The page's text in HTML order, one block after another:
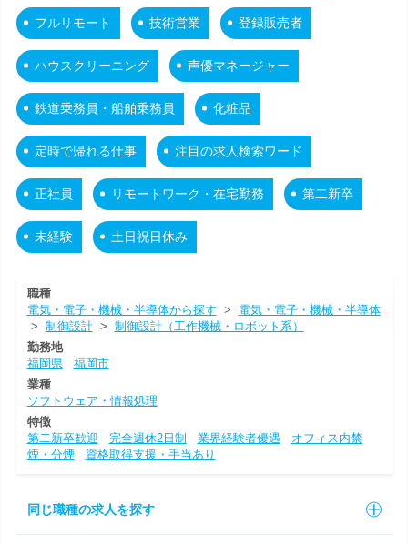
フルリモート 技術営業 登録販売者
ハウスクリーニング 声優マネージャー
鉄道乗務員・船舶乗務員 化粧品
定時で帰れる仕事 注目の求人検索ワード
正社員 リモートワーク・在宅勤務 第二新卒
未経験 土日祝日休み
職種
電気・電子・機械・半導体から探す > 電気・電子・機械・半導体
> 制御設計> 制御設計（工作機械・ロボット系）
勤務地
福岡県
福岡市
業種
ソフトウェア・情報処理
特徴
第二新卒歓迎
完全週休2日制 業界経験者優遇
オフィス内禁
煙・分煙
資格取得支援・手当あり
同じ職種の求人を探す